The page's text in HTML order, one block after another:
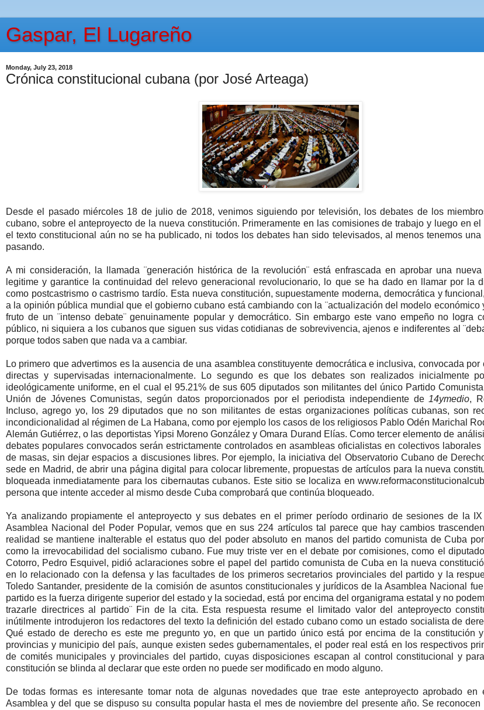
Gaspar, El Lugareño
Monday, July 23, 2018
Crónica constitucional cubana (por José Arteaga)
Desde el pasado miércoles 18 de julio de 2018, venimos siguiendo por televisión, los debates de los
cubano, sobre el anteproyecto de la nueva constitución. Primeramente en las comisiones de trabajo y luego en
el texto constitucional aún no se ha publicado, ni todos los debates han sido televisados, al menos tenemos
pasando.
A mi consideración, la llamada ¨generación histórica de la revolución¨ está enfrascada en aprobar una
legitime y garantice la continuidad del relevo generacional revolucionario, lo que se ha dado en llamar por la
como postcastrismo o castrismo tardío. Esta nueva constitución, supuestamente moderna, democrática y
a la opinión pública mundial que el gobierno cubano está cambiando con la ¨actualización del modelo económico
fruto de un ¨intenso debate¨ genuinamente popular y democrático. Sin embargo este vano empeño no logra
público, ni siquiera a los cubanos que siguen sus vidas cotidianas de sobrevivencia, ajenos e indiferentes al
porque todos saben que nada va a cambiar.
Lo primero que advertimos es la ausencia de una asamblea constituyente democrática e inclusiva, convocada por
directas y supervisadas internacionalmente. Lo segundo es que los debates son realizados inicialmente
ideológicamente uniforme, en el cual el 95.21% de sus 605 diputados son militantes del único Partido
Unión de Jóvenes Comunistas, según datos proporcionados por el periodista independiente de 14ymedio,
Incluso, agrego yo, los 29 diputados que no son militantes de estas organizaciones políticas cubanas, son
incondicionalidad al régimen de La Habana, como por ejemplo los casos de los religiosos Pablo Odén Marichal
Alemán Gutiérrez, o las deportistas Yipsi Moreno González y Omara Durand Elías. Como tercer elemento de
debates populares convocados serán estrictamente controlados en asambleas oficialistas en colectivos
de masas, sin dejar espacios a discusiones libres. Por ejemplo, la iniciativa del Observatorio Cubano de
sede en Madrid, de abrir una página digital para colocar libremente, propuestas de artículos para la nueva
bloqueada inmediatamente para los cibernautas cubanos. Este sitio se localiza en
persona que intente acceder al mismo desde Cuba comprobará que continúa bloqueado.
Ya analizando propiamente el anteproyecto y sus debates en el primer período ordinario de sesiones de la
Asamblea Nacional del Poder Popular, vemos que en sus 224 artículos tal parece que hay cambios
realidad se mantiene inalterable el estatus quo del poder absoluto en manos del partido comunista de Cuba
como la irrevocabilidad del socialismo cubano. Fue muy triste ver en el debate por comisiones, como el
Cotorro, Pedro Esquivel, pidió aclaraciones sobre el papel del partido comunista de Cuba en la nueva
en lo relacionado con la defensa y las facultades de los primeros secretarios provinciales del partido y la
Toledo Santander, presidente de la comisión de asuntos constitucionales y jurídicos de la Asamblea Nacional fue
partido es la fuerza dirigente superior del estado y la sociedad, está por encima del organigrama estatal y no
trazarle directrices al partido¨ Fin de la cita. Esta respuesta resume el limitado valor del anteproyecto
inútilmente introdujeron los redactores del texto la definición del estado cubano como un estado socialista de
Qué estado de derecho es este me pregunto yo, en que un partido único está por encima de la constitución
provincias y municipio del país, aunque existen sedes gubernamentales, el poder real está en los respectivos
de comités municipales y provinciales del partido, cuyas disposiciones escapan al control constitucional y
constitución se blinda al declarar que este orden no puede ser modificado en modo alguno.
De todas formas es interesante tomar nota de algunas novedades que trae este anteproyecto aprobado
Asamblea y del que se dispuso su consulta popular hasta el mes de noviembre del presente año. Se reconocen